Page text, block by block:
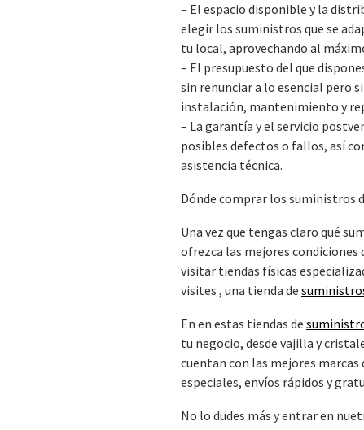
– El espacio disponible y la
elegir los suministros que se
tu local, aprovechando al
– El presupuesto del que
sin renunciar a lo esencial pero
instalación, mantenimiento y
– La garantía y el servicio
posibles defectos o fallos, así
asistencia técnica.
Dónde comprar los suministros
Una vez que tengas claro qué
ofrezca las mejores
visitar tiendas físicas
visites , una tienda de
En en estas tiendas de
tu negocio, desde vajilla y
cuentan con las mejores
especiales, envíos rápidos y
No lo dudes más y entrar en